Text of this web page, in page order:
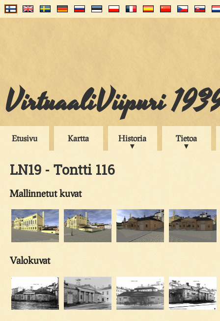
VirtuaaliViipuri
Etusivu Kartta Historia Tietoa
LN19 - Tontti 116
Mallinnetut kuvat
Valokuvat